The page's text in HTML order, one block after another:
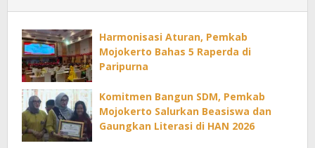
Harmonisasi Aturan, Pemkab
Mojokerto Bahas 5 Raperda di
Paripurna
Komitmen Bangun SDM, Pemkab
Mojokerto Salurkan Beasiswa dan
Gaungkan Literasi di HAN 2026